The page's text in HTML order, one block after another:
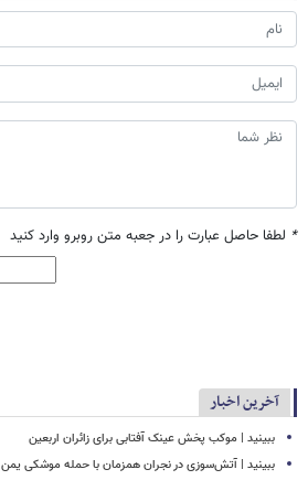
* لطفا حاصل عبارت را در جعبه متن روبرو وارد کنید
آخرین اخبار
ببینید | موکب پخش عینک آفتابی برای زائران اربعین
ببینید | آتش‌سوزی در نجران همزمان با حمله موشکی یمن